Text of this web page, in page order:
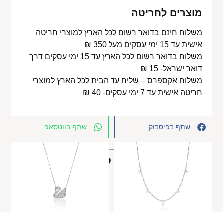
מוצרים לחריטה
משלוח חינם בדואר רשום לכל הארץ למוצרי חריטה
אישית עד 15 ימי עסקים מעל 350 ₪
משלוח בדואר רשום לכל הארץ עד 15 ימי עסקים דרך
דואר ישראל- 15 ₪
משלוח אקספרס – שליח עד הבית לכל הארץ למוצרי
חריטה אישית עד 7 ימי עסקים- 40 ₪
שתף בפיסבוק שתף בווטסאפ
מוצרים קשורים